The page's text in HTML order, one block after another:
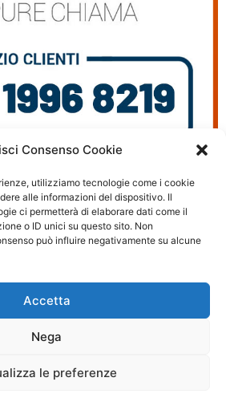
Consenso Cookie
utilizziamo tecnologie come i cookie
alle informazioni del dispositivo. Il
ci permetterà di elaborare dati come il
o ID unici su questo sito. Non
può influire negativamente su alcune
Accetta
Nega
le preferenze
SD & MicroSD a Napoli
Dati Napoli - P.IVA: 03054500990
policy|Cookie Policy
approvato o affiliato a nessuna delle società i
dei rispettivi proprietari. Le informazioni